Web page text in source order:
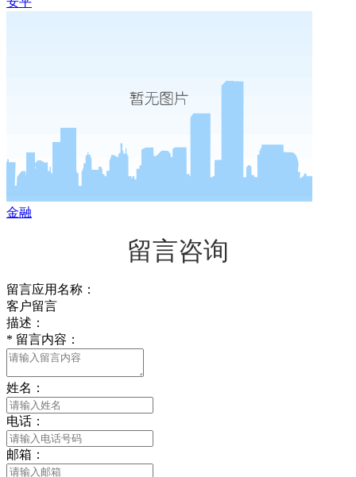
金融
留言咨询
留言应用名称：
客户留言
描述：
* 留言内容：
姓名：
电话：
邮箱：